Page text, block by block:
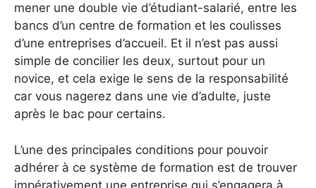
mener une double vie d’étudiant-salarié, entre les
bancs d’un centre de formation et les coulisses
d’une entreprises d’accueil. Et il n’est pas aussi
simple de concilier les deux, surtout pour un
novice, et cela exige le sens de la responsabilité
car vous nagerez dans une vie d’adulte, juste
après le bac pour certains.
L’une des principales conditions pour pouvoir
adhérer à ce système de formation est de trouver
impérativement une entreprise qui s’engagera à